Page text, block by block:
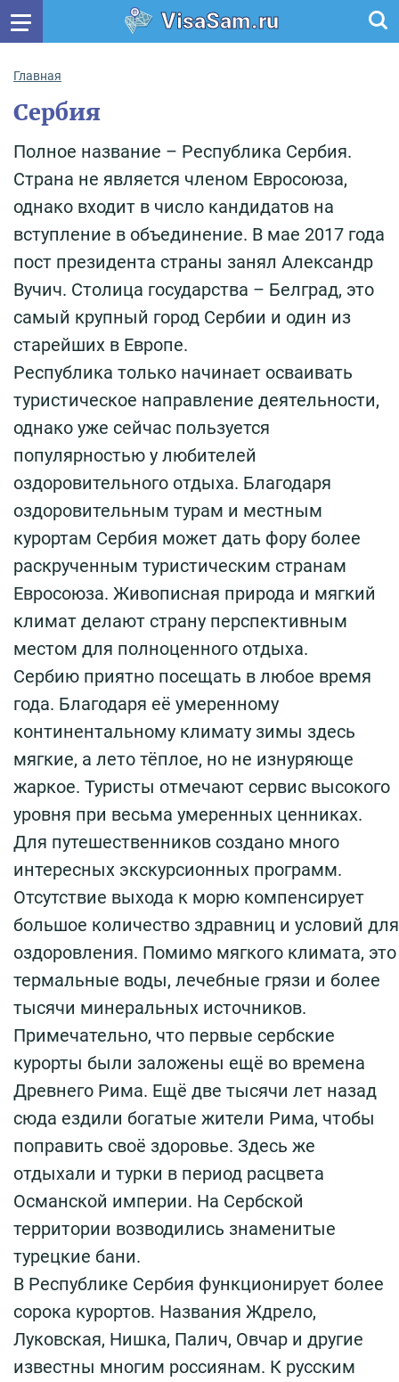
VisaSam.ru
Главная
Сербия
Полное название – Республика Сербия.
Страна не является членом Евросоюза,
однако входит в число кандидатов на
вступление в объединение. В мае 2017 года
пост президента страны занял Александр
Вучич. Столица государства – Белград, это
самый крупный город Сербии и один из
старейших в Европе.
Республика только начинает осваивать
туристическое направление деятельности,
однако уже сейчас пользуется
популярностью у любителей
оздоровительного отдыха. Благодаря
оздоровительным турам и местным
курортам Сербия может дать фору более
раскрученным туристическим странам
Евросоюза. Живописная природа и мягкий
климат делают страну перспективным
местом для полноценного отдыха.
Сербию приятно посещать в любое время
года. Благодаря её умеренному
континентальному климату зимы здесь
мягкие, а лето тёплое, но не изнуряюще
жаркое. Туристы отмечают сервис высокого
уровня при весьма умеренных ценниках.
Для путешественников создано много
интересных экскурсионных программ.
Отсутствие выхода к морю компенсирует
большое количество здравниц и условий для
оздоровления. Помимо мягкого климата, это
термальные воды, лечебные грязи и более
тысячи минеральных источников.
Примечательно, что первые сербские
курорты были заложены ещё во времена
Древнего Рима. Ещё две тысячи лет назад
сюда ездили богатые жители Рима, чтобы
поправить своё здоровье. Здесь же
отдыхали и турки в период расцвета
Османской империи. На Сербской
территории возводились знаменитые
турецкие бани.
В Республике Сербия функционирует более
сорока курортов. Названия Ждрело,
Луковская, Нишка, Палич, Овчар и другие
известны многим россиянам. К русским